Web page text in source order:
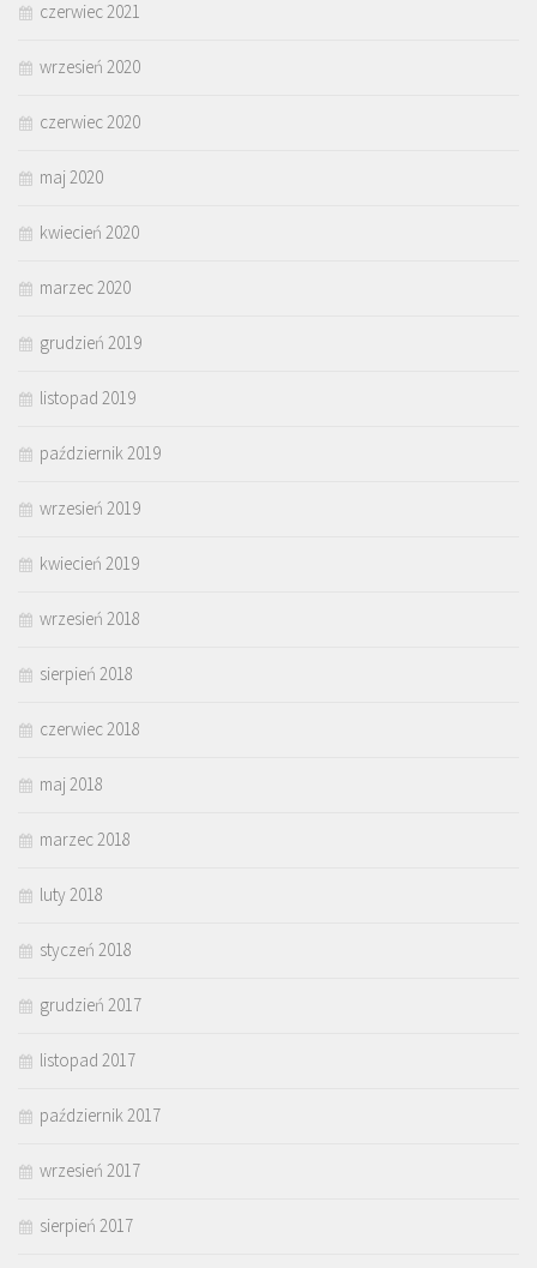
czerwiec 2021
wrzesień 2020
czerwiec 2020
maj 2020
kwiecień 2020
marzec 2020
grudzień 2019
listopad 2019
październik 2019
wrzesień 2019
kwiecień 2019
wrzesień 2018
sierpień 2018
czerwiec 2018
maj 2018
marzec 2018
luty 2018
styczeń 2018
grudzień 2017
listopad 2017
październik 2017
wrzesień 2017
sierpień 2017